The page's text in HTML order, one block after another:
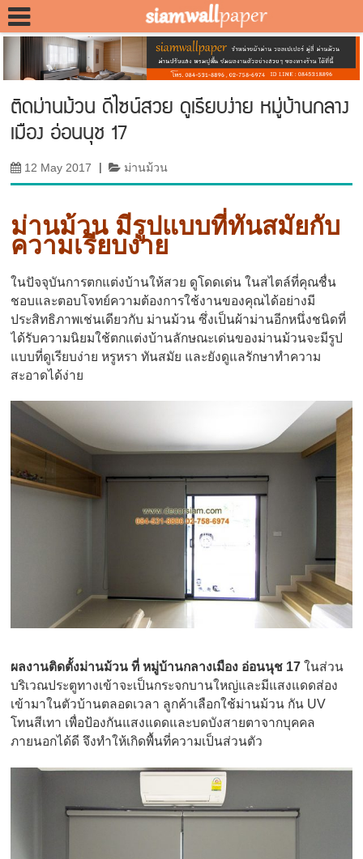
ติดม่านม้วน ดีไซน์สวย ดูเรียบง่าย หมู่บ้านกลาง
เมือง อ่อนนุช 17
12 May 2017 | ม่านม้วน
ม่านม้วน มีรูปแบบที่ทันสมัยกับ
ความเรียบง่าย
ในปัจจุบันการตกแต่งบ้านให้สวย ดูโดดเด่น ในสไตล์ที่คุณชื่น
ชอบและตอบโจทย์ความต้องการใช้งานของคุณได้อย่างมี
ประสิทธิภาพเช่นเดียวกับ ม่านม้วน ซึ่งเป็นผ้าม่านอีกหนึ่งชนิดที่
ได้รับความนิยมใช้ตกแต่งบ้านลักษณะเด่นของม่านม้วนจะมีรูป
แบบที่ดูเรียบง่าย หรูหรา ทันสมัย และยังดูแลรักษาทำความ
สะอาดได้ง่าย
ผลงานติดตั้งม่านม้วน ที่ หมู่บ้านกลางเมือง อ่อนนุช 17 ในส่วน
บริเวณประตูทางเข้าจะเป็นกระจกบานใหญ่และมีแสงแดดส่อง
เข้ามาในตัวบ้านตลอดเวลา ลูกค้าเลือกใช้ม่านม้วน กัน UV
โทนสีเทา เพื่อป้องกันแสงแดดและบดบังสายตาจากบุคคล
ภายนอกได้ดี จึงทำให้เกิดพื้นที่ความเป็นส่วนตัว